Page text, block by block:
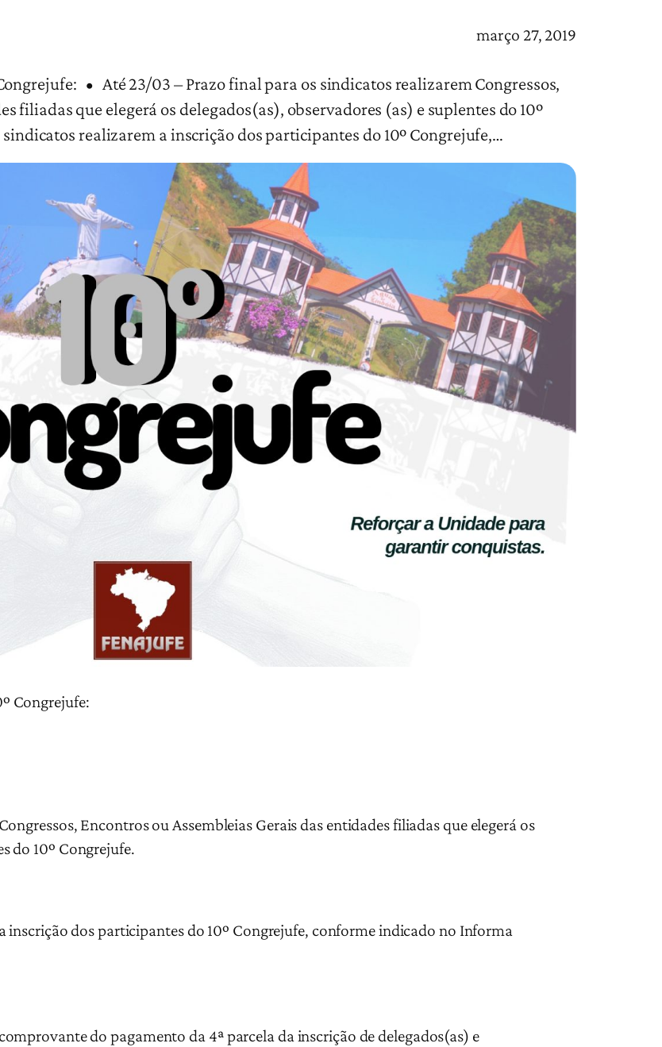
março 27, 2019
• Até 23/03 – Prazo final para os sindicatos realizarem Congressos,
filiadas que elegerá os delegados(as), observadores (as) e suplentes do 10º
realizarem a inscrição dos participantes do 10º Congrejufe,…
Congrejufe:
Encontros ou Assembleias Gerais das entidades filiadas que elegerá os
do 10º Congrejufe.
inscrição dos participantes do 10º Congrejufe, conforme indicado no Informa
do pagamento da 4ª parcela da inscrição de delegados(as) e